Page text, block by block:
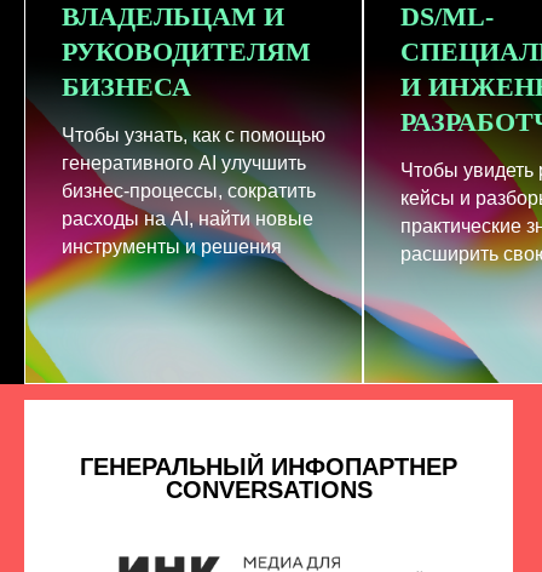
ВЛАДЕЛЬЦАМ И
РУКОВОДИТЕЛЯМ
БИЗНЕСА
Чтобы узнать, как с помощью
генеративного AI улучшить
бизнес-процессы, сократить
расходы на AI, найти новые
инструменты и решения
DS/ML-
И
Чтобы увидеть
кейсы и
практические
расширить